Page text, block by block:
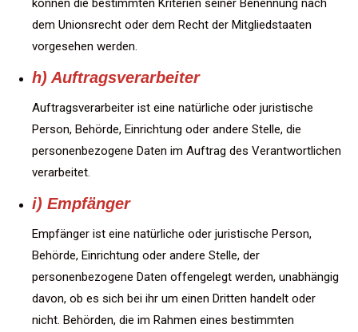
können die bestimmten Kriterien seiner Benennung nach
dem Unionsrecht oder dem Recht der Mitgliedstaaten
vorgesehen werden.
h) Auftragsverarbeiter
Auftragsverarbeiter ist eine natürliche oder juristische
Person, Behörde, Einrichtung oder andere Stelle, die
personenbezogene Daten im Auftrag des Verantwortlichen
verarbeitet.
i) Empfänger
Empfänger ist eine natürliche oder juristische Person,
Behörde, Einrichtung oder andere Stelle, der
personenbezogene Daten offengelegt werden, unabhängig
davon, ob es sich bei ihr um einen Dritten handelt oder
nicht. Behörden, die im Rahmen eines bestimmten